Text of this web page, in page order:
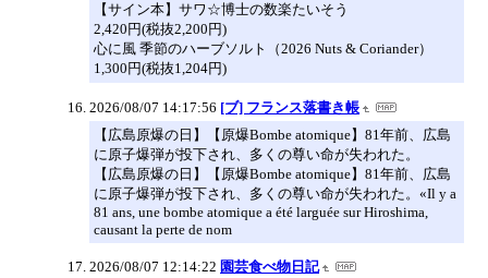
【サイン本】サワ☆博士の数楽たいそう
2,420円(税抜2,200円)
心に風 季節のハーブソルト（2026 Nuts & Coriander）
1,300円(税抜1,204円)
2026/08/07 14:17:56 [ブ] フランス落書き帳
【広島原爆の日】【原爆Bombe atomique】81年前、広島
に原子爆弾が投下され、多くの尊い命が失われた。
【広島原爆の日】【原爆Bombe atomique】81年前、広島
に原子爆弾が投下され、多くの尊い命が失われた。«Il y a
81 ans, une bombe atomique a été larguée sur Hiroshima,
causant la perte de nom
2026/08/07 12:14:22 園芸食べ物日記